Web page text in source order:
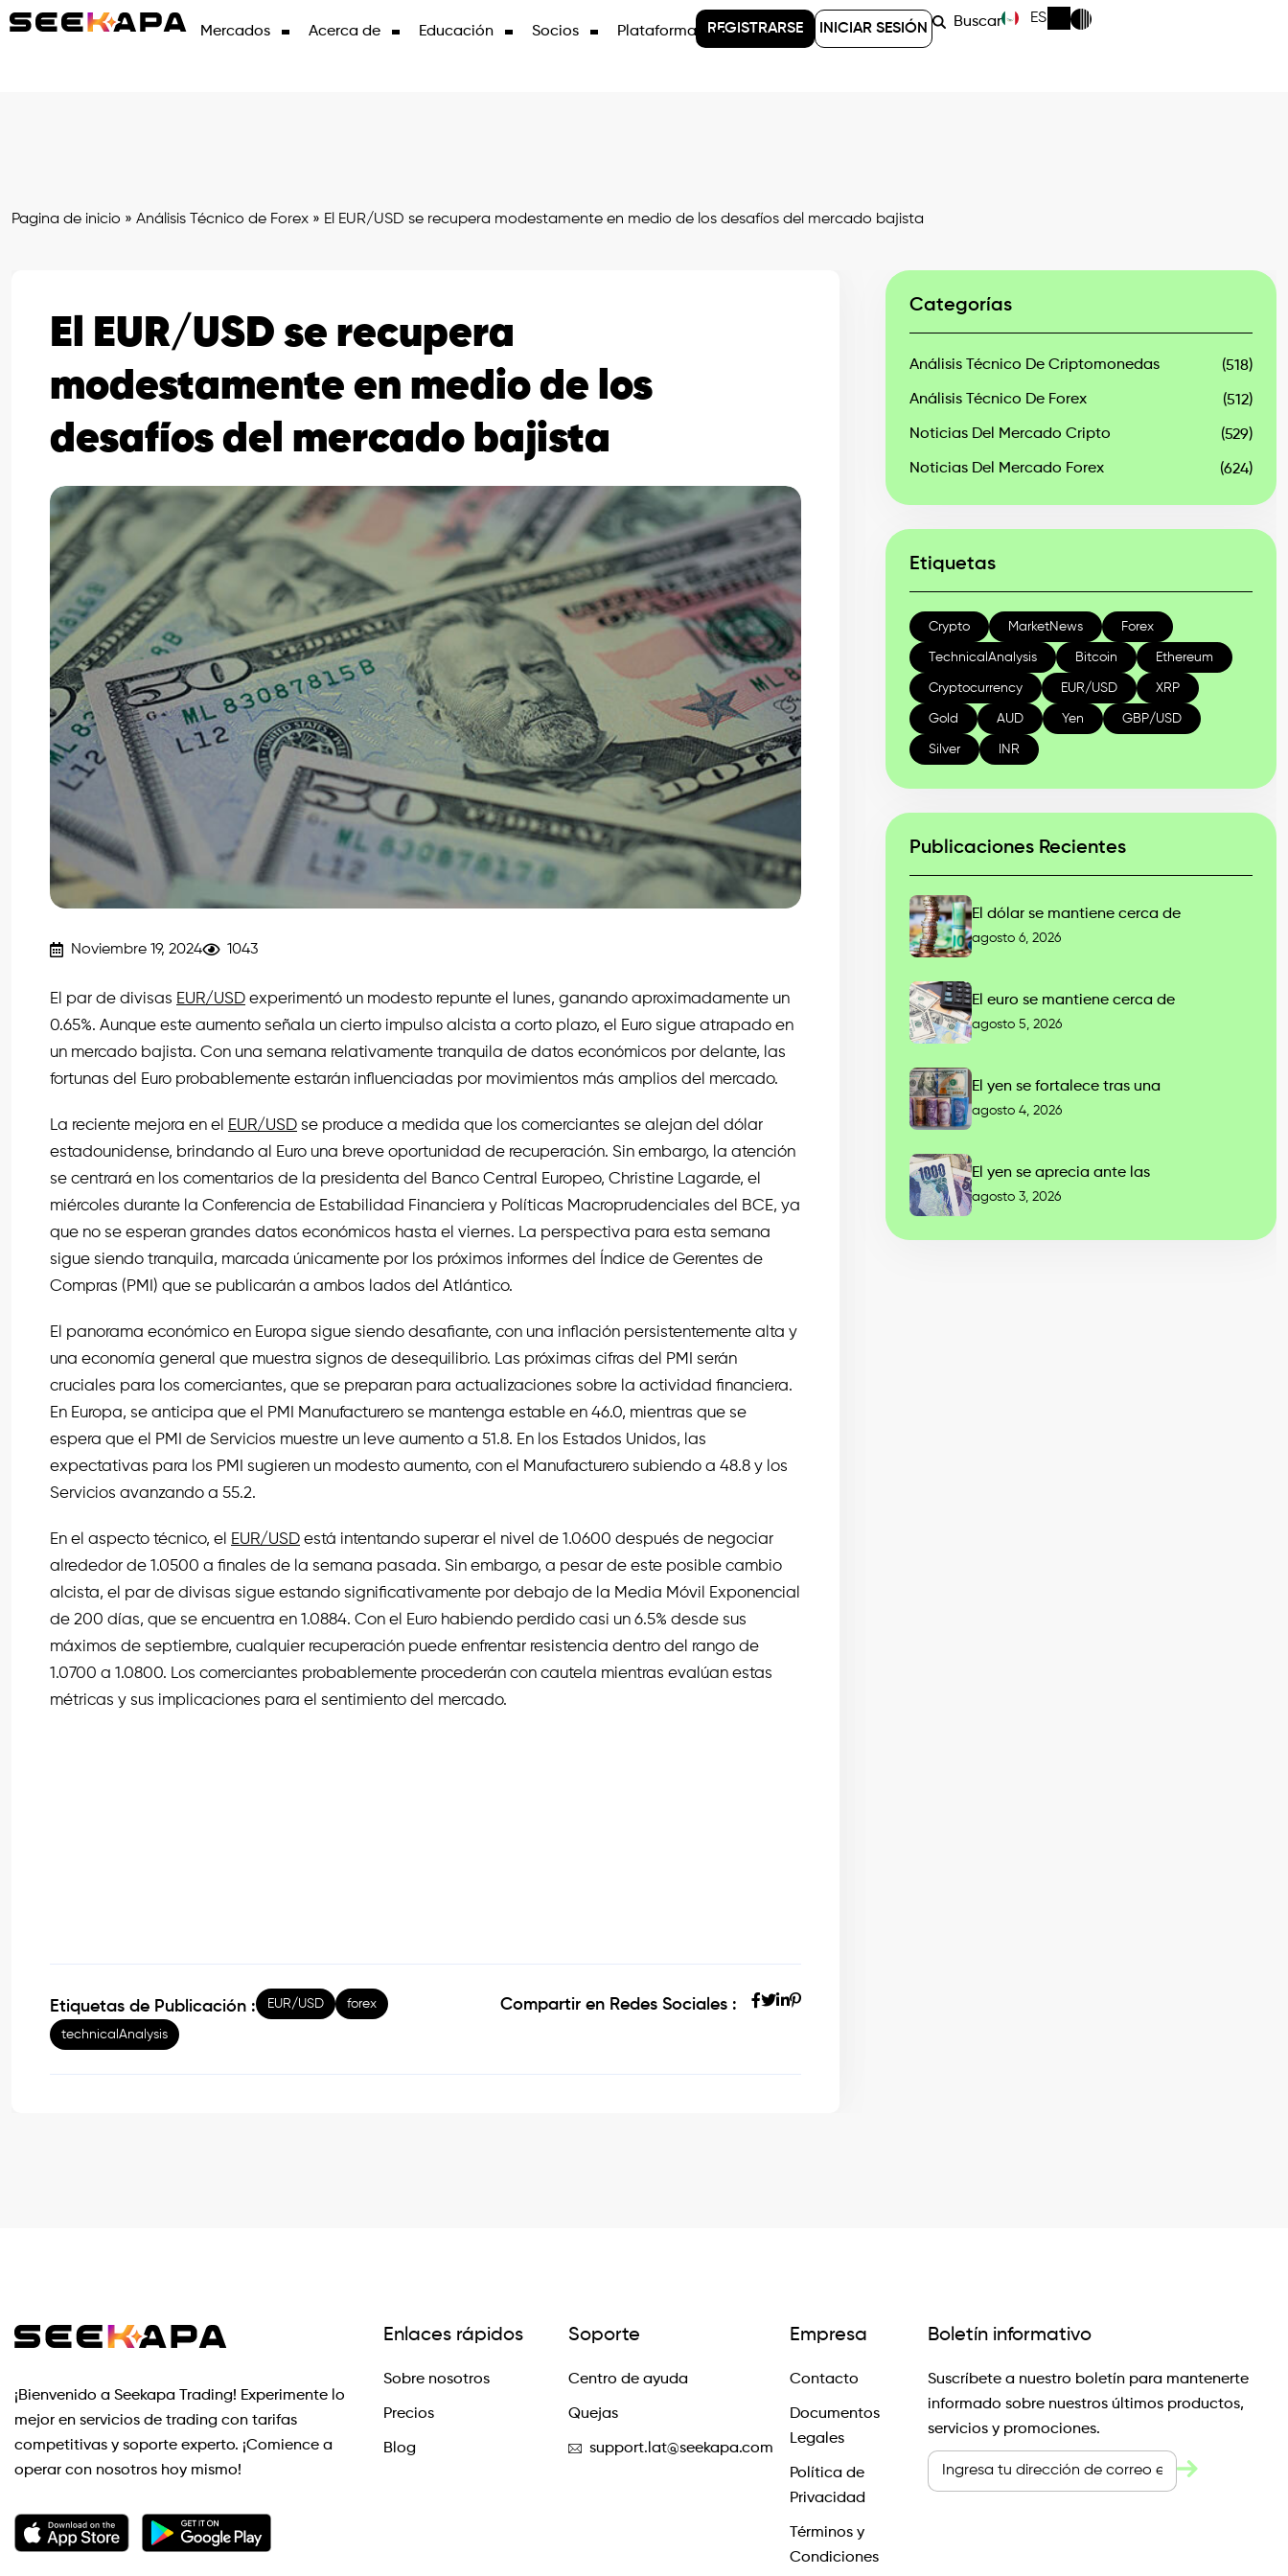
Mercados Acerca de Educación Socios Plataformas REGISTRARSE INICIAR SESIÓN Buscar ES
Pagina de inicio » Análisis Técnico de Forex » El EUR/USD se recupera modestamente en medio de los desafíos del mercado bajista
El EUR/USD se recupera
modestamente en medio de los
desafíos del mercado bajista
Noviembre 19, 2024 1043
El par de divisas EUR/USD experimentó un modesto repunte el lunes, ganando aproximadamente un
0.65%. Aunque este aumento señala un cierto impulso alcista a corto plazo, el Euro sigue atrapado en
un mercado bajista. Con una semana relativamente tranquila de datos económicos por delante, las
fortunas del Euro probablemente estarán influenciadas por movimientos más amplios del mercado.
La reciente mejora en el EUR/USD se produce a medida que los comerciantes se alejan del dólar
estadounidense, brindando al Euro una breve oportunidad de recuperación. Sin embargo, la atención
se centrará en los comentarios de la presidenta del Banco Central Europeo, Christine Lagarde, el
miércoles durante la Conferencia de Estabilidad Financiera y Políticas Macroprudenciales del BCE, ya
que no se esperan grandes datos económicos hasta el viernes. La perspectiva para esta semana
sigue siendo tranquila, marcada únicamente por los próximos informes del Índice de Gerentes de
Compras (PMI) que se publicarán a ambos lados del Atlántico.
El panorama económico en Europa sigue siendo desafiante, con una inflación persistentemente alta y
una economía general que muestra signos de desequilibrio. Las próximas cifras del PMI serán
cruciales para los comerciantes, que se preparan para actualizaciones sobre la actividad financiera.
En Europa, se anticipa que el PMI Manufacturero se mantenga estable en 46.0, mientras que se
espera que el PMI de Servicios muestre un leve aumento a 51.8. En los Estados Unidos, las
expectativas para los PMI sugieren un modesto aumento, con el Manufacturero subiendo a 48.8 y los
Servicios avanzando a 55.2.
En el aspecto técnico, el EUR/USD está intentando superar el nivel de 1.0600 después de negociar
alrededor de 1.0500 a finales de la semana pasada. Sin embargo, a pesar de este posible cambio
alcista, el par de divisas sigue estando significativamente por debajo de la Media Móvil Exponencial
de 200 días, que se encuentra en 1.0884. Con el Euro habiendo perdido casi un 6.5% desde sus
máximos de septiembre, cualquier recuperación puede enfrentar resistencia dentro del rango de
1.0700 a 1.0800. Los comerciantes probablemente procederán con cautela mientras evalúan estas
métricas y sus implicaciones para el sentimiento del mercado.
Etiquetas de Publicación : EUR/USD forex
technicalAnalysis
Compartir en Redes Sociales :
Categorías
Análisis Técnico De Criptomonedas (518)
Análisis Técnico De Forex (512)
Noticias Del Mercado Cripto (529)
Noticias Del Mercado Forex (624)
Etiquetas
Crypto MarketNews Forex
TechnicalAnalysis Bitcoin Ethereum
Cryptocurrency EUR/USD XRP
Gold AUD Yen GBP/USD
Silver INR
Publicaciones Recientes
El dólar se mantiene cerca de
agosto 6, 2026
El euro se mantiene cerca de
agosto 5, 2026
El yen se fortalece tras una
agosto 4, 2026
El yen se aprecia ante las
agosto 3, 2026
¡Bienvenido a Seekapa Trading! Experimente lo
mejor en servicios de trading con tarifas
competitivas y soporte experto. ¡Comience a
operar con nosotros hoy mismo!
Enlaces rápidos
Sobre nosotros
Precios
Blog
Soporte
Centro de ayuda
Quejas
support.lat@seekapa.com
Empresa
Contacto
Documentos
Legales
Política de
Privacidad
Términos y
Condiciones
Boletín informativo
Suscríbete a nuestro boletín para mantenerte
informado sobre nuestros últimos productos,
servicios y promociones.